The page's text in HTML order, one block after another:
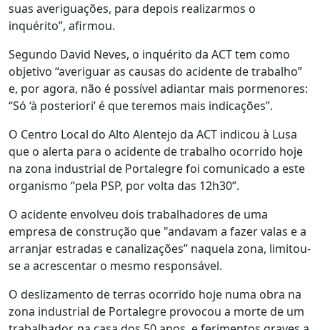
suas averiguações, para depois realizarmos o
inquérito”, afirmou.
Segundo David Neves, o inquérito da ACT tem como
objetivo “averiguar as causas do acidente de trabalho”
e, por agora, não é possível adiantar mais pormenores:
“Só ‘à posteriori’ é que teremos mais indicações”.
O Centro Local do Alto Alentejo da ACT indicou à Lusa
que o alerta para o acidente de trabalho ocorrido hoje
na zona industrial de Portalegre foi comunicado a este
organismo “pela PSP, por volta das 12h30”.
O acidente envolveu dois trabalhadores de uma
empresa de construção que "andavam a fazer valas e a
arranjar estradas e canalizações” naquela zona, limitou-
se a acrescentar o mesmo responsável.
O deslizamento de terras ocorrido hoje numa obra na
zona industrial de Portalegre provocou a morte de um